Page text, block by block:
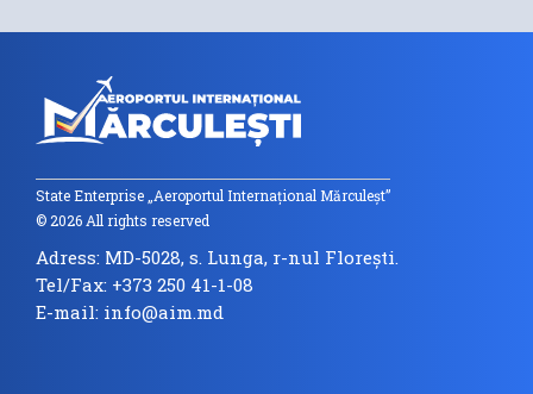
State Enterprise „Aeroportul Internațional Mărculeșt”
© 2026 All rights reserved
Adress: MD-5028, s. Lunga, r-nul Florești.
Tel/Fax: +373 250 41-1-08
E-mail: info@aim.md